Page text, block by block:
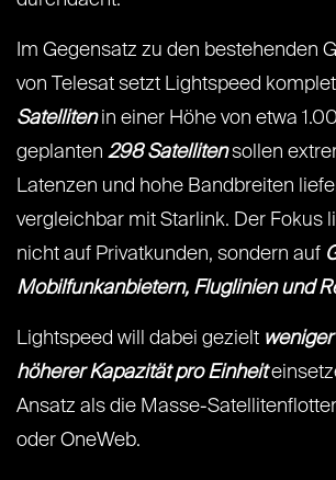
Im Gegensatz zu den bestehenden
von Telesat setzt Lightspeed
Satellitenin einer Höhe von etwa
geplanten 298 Satellitensollen
Latenzen und hohe Bandbreiten
vergleichbar mit Starlink. Der Fokus
nicht auf Privatkunden, sondern auf
Mobilfunkanbietern, Fluglinien und
Lightspeed will dabei gezielt
höherer Kapazität pro Einheit
Ansatz als die Masse-
oder OneWeb.